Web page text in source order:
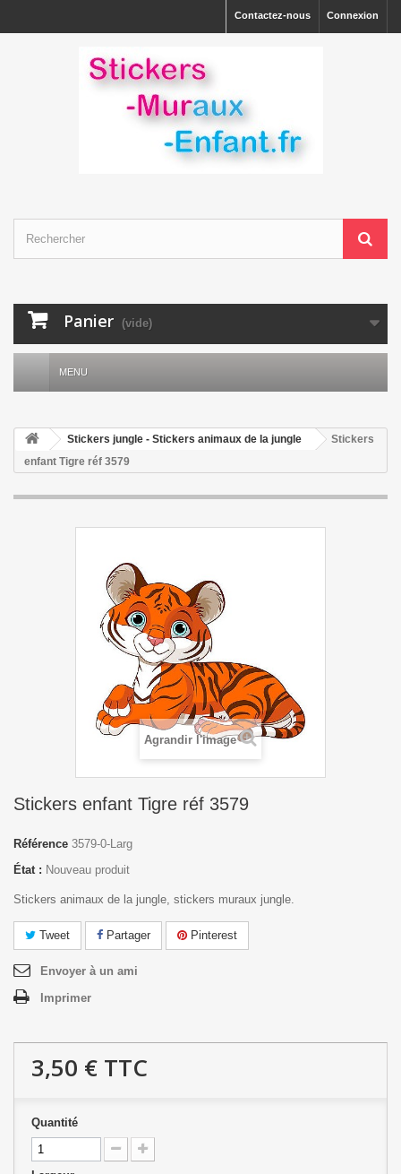
Connexion
Contactez-nous
Panier (vide)
MENU
Stickers jungle - Stickers animaux de la jungle
Stickers
enfant Tigre réf 3579
Agrandir l'image
Stickers enfant Tigre réf 3579
Référence 3579-0-Larg
État : Nouveau produit
Stickers animaux de la jungle, stickers muraux jungle.
Tweet Partager Pinterest
Envoyer à un ami
Imprimer
3,50 € TTC
Quantité